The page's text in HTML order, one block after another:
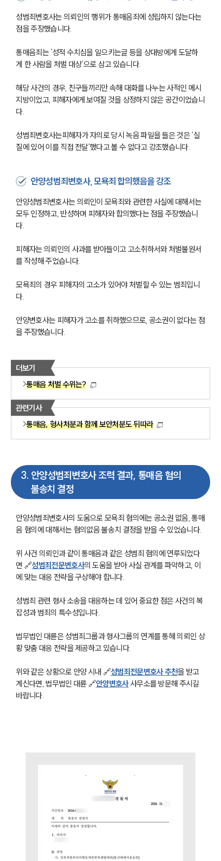
팀소개
팀소개
대륜의 강점
오시는 길
주요 업무사례
사례분석/최신동향
법률정보
고객후기
업무분야
성범죄변호사는 의뢰인의 행위가 통매음죄에 성립하지 않는다는
점을 주장했습니다.
통매음죄는 ‘성적 수치심을 일으키는글 등을 상대방에게 도달하
게 한 사람을 처벌 대상’으로 삼고 있습니다.
해당 사건의 경우, 친구들끼리만 속해 대화를 나누는 사적인 메시
지방이었고, 피해자에게 보여질 것을 상정하지 않은 공간이었습니
다.
성범죄변호사는피해자가 자의로 당시 녹음 파일을 들은 것은 ‘실
질에 있어 이를 직접 전달’했다고 볼 수 없다고 강조했습니다.
안양성범죄변호사, 모욕죄 합의했음을 강조
안양성범죄변호사는 의뢰인이 모욕죄와 관련한 사실에 대해서는
모두 인정하고, 반성하며 피해자와 합의했다는 점을 주장했습니
다.
피해자는 의뢰인의 사과를 받아들이고 고소취하서와 처벌불원서
를 작성해 주었습니다.
모욕죄의 경우 피해자의 고소가 있어야 처벌할 수 있는 범죄입니
다.
안양변호사는 피해자가 고소를 취하했으므로, 공소권이 없다는 점
을 주장했습니다.
더보기
통매음 처벌 수위는?
관련기사
통매음, 형사처분과 함께 보안처분도 뒤따라
3. 안양성범죄변호사 조력 결과, 통매음 혐의
불송치 결정
안양성범죄변호사의 도움으로 모욕죄 혐의에는 공소권 없음, 통매
음 혐의에 대해서는 혐의없음 불송치 결정을 받을 수 있었습니다.
위 사건 의뢰인과 같이 통매음과 같은 성범죄 혐의에 연루되었다
면 🔗성범죄전문변호사의 도움을 받아 사실 관계를 파악하고, 이
에 맞는 대응 전략을 구상해야 합니다.
성범죄 관련 형사 소송을 대응하는 데 있어 중요한 점은 사건의 복
잡성과 범죄의 특수성입니다.
법무법인 대륜은 성범죄그룹과 형사그룹의 연계를 통해 의뢰인 상
황 맞춤 대응 전략을 제공하고 있습니다.
위와 같은 상황으로 안양 시내 🔗성범죄전문변호사 추천을 받고
계신다면, 법무법인 대륜 🔗안양변호사 사무소를 방문해 주시길
바랍니다.